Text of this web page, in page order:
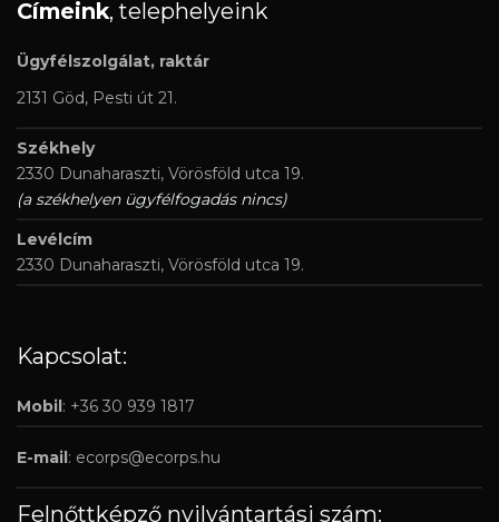
Címeink, telephelyeink
Ügyfélszolgálat, raktár
2131 Göd, Pesti út 21.
Székhely
2330 Dunaharaszti, Vörösföld utca 19.
(a székhelyen ügyfélfogadás nincs)
Levélcím
2330 Dunaharaszti, Vörösföld utca 19.
Kapcsolat:
Mobil: +36 30 939 1817
E-mail: ecorps@ecorps.hu
Felnőttképző nyilvántartási szám: